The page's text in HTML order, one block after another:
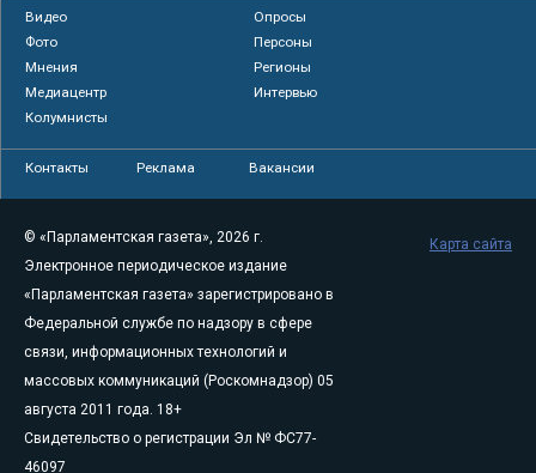
Видео
Опросы
Фото
Персоны
Мнения
Регионы
Медиацентр
Интервью
Колумнисты
Контакты Реклама Вакансии
© «Парламентская газета», 2026 г.
Электронное периодическое издание
«Парламентская газета» зарегистрировано в
Федеральной службе по надзору в сфере
связи, информационных технологий и
массовых коммуникаций (Роскомнадзор) 05
августа 2011 года. 18+
Свидетельство о регистрации Эл № ФС77-
46097
Карта сайта